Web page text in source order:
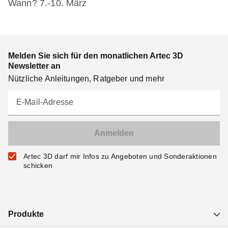
Wann? 7.-10. März
Melden Sie sich für den monatlichen Artec 3D
Newsletter an
Nützliche Anleitungen, Ratgeber und mehr
E-Mail-Adresse
Artec 3D darf mir Infos zu Angeboten und Sonderaktionen
schicken
Produkte